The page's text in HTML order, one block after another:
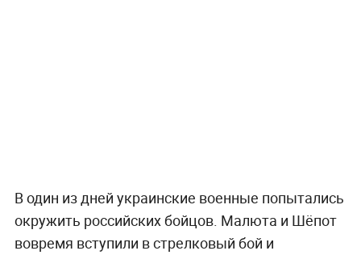
В один из дней украинские военные попытались
окружить российских бойцов. Малюта и Шёпот
вовремя вступили в стрелковый бой и